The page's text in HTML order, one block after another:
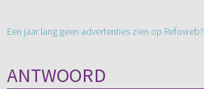
Een jaar lang geen advertenties zien op Refoweb?
ANTWOORD